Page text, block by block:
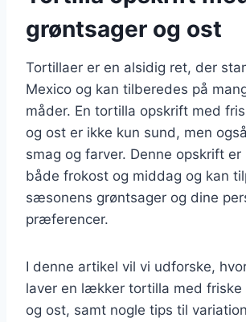
grøntsager og ost
Tortillaer er en alsidig ret, der
Mexico og kan tilberedes på
måder. En tortilla opskrift med
og ost er ikke kun sund, men
smag og farver. Denne opskrift
både frokost og middag og kan
sæsonens grøntsager og dine
præferencer.
I denne artikel vil vi udforske,
laver en lækker tortilla med friske
og ost, samt nogle tips til